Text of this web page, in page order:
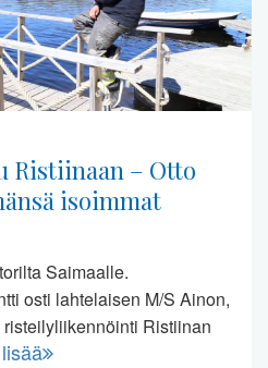
Ristiinaan – Otto
isoimmat
Saimaalle.
osti lahtelaisen M/S Ainon,
Ristiinan